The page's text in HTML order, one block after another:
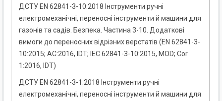
ДСТУ EN 62841-3-10:2018 Інструменти ручні
електромеханічні, переносні інструменти й машини для
газонів та садів. Безпека. Частина 3-10. Додаткові
вимоги до переносних відрізних верстатів (EN 62841-3-
10:2015; AС:2016, IDT; IEC 62841-3-10:2015, MOD; Cor
1:2016, IDT)
ДСТУ EN 62841-3-1:2018 Інструменти ручні
електромеханічні, переносні інструменти й машини для